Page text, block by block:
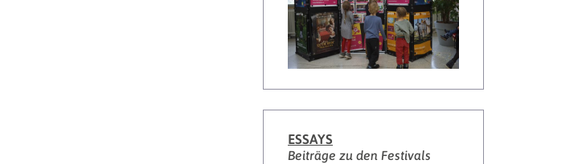
ESSAYS
Beiträge zu den Festivals